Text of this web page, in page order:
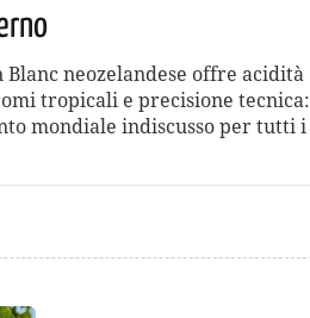
Blanc neozelandese offre acidità
tropicali e precisione tecnica:
mondiale indiscusso per tutti i